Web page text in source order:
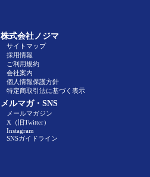
株式会社ノジマ
サイトマップ
採用情報
ご利用規約
会社案内
個人情報保護方針
特定商取引法に基づく表示
メルマガ・SNS
メールマガジン
X（旧Twitter）
Instagram
SNSガイドライン